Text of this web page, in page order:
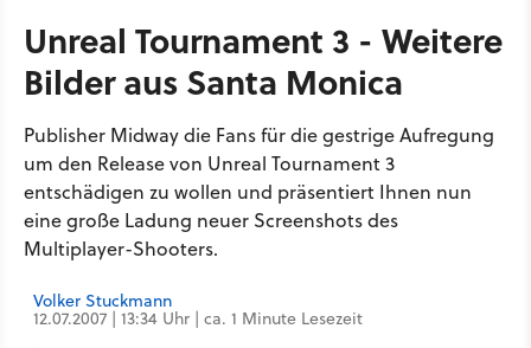
Unreal Tournament 3 - Weitere
Bilder aus Santa Monica
Publisher Midway die Fans für die gestrige Aufregung
um den Release von Unreal Tournament 3
entschädigen zu wollen und präsentiert Ihnen nun
eine große Ladung neuer Screenshots des
Multiplayer-Shooters.
Volker Stuckmann
12.07.2007 | 13:34 Uhr | ca. 1 Minute Lesezeit